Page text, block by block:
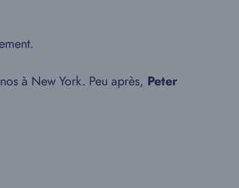
à New York. Peu après, Peter